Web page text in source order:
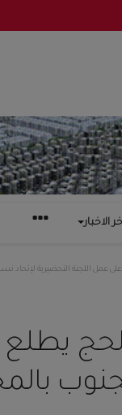
الاخبار
عمل اللجنة التحضيرية لإتحاد